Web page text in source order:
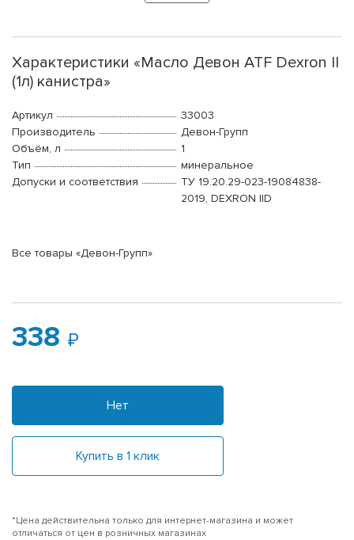
Характеристики «Масло Девон ATF Dexron II
(1л) канистра»
Артикул
33003
Производитель
Девон-Групп
Объём, л
1
Тип
минеральное
Допуски и соответствия
ТУ 19.20.29-023-19084838-
2019, DEXRON IID
Все товары «Девон-Групп»
338
Нет
Купить в 1 клик
*Цена действительна только для интернет-магазина и может
отличаться от цен в розничных магазинах